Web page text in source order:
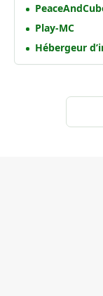
Play-MC
Hébergeur